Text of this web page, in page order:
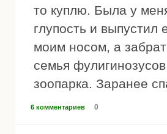
то куплю. Была у
глупость и
моим носом, а
семья
зоопарка. Заранее
6 комментариев 0